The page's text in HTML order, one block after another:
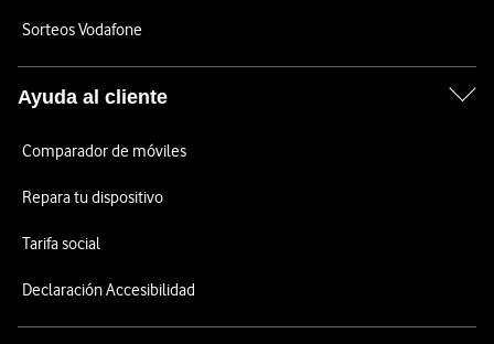
Sorteos Vodafone
Ayuda al cliente
Comparador de móviles
Repara tu dispositivo
Tarifa social
Declaración Accesibilidad